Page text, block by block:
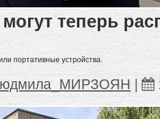
теперь
портативные устройства.
|